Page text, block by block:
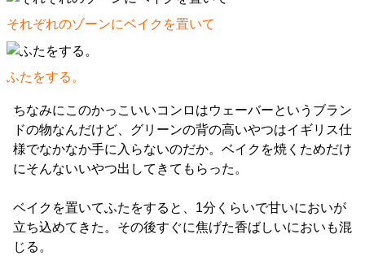
それぞれのゾーンにベイクを置いて
ふたをする。
ちなみにこのかっこいいコンロはウェーバーというブラン
ドの物なんだけど、グリーンの背の高いやつはイギリス仕
様でなかなか手に入らないのだか。ベイクを焼くためだけ
にそんないいやつ出してきてもらった。
ベイクを置いてふたをすると、1分くらいで甘いにおいが
立ち込めてきた。その後すぐに焦げた香ばしいにおいも混
じる。